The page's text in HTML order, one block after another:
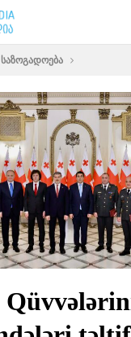
საზოგადოება